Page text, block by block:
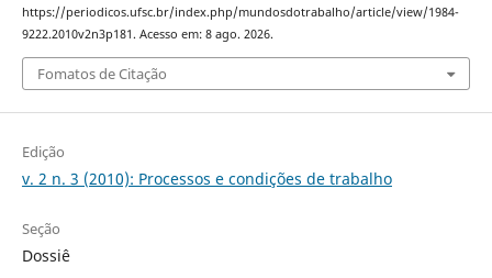
https://periodicos.ufsc.br/index.php/mundosdotrabalho/article/view/1984-
9222.2010v2n3p181. Acesso em: 8 ago. 2026.
Fomatos de Citação
Edição
v. 2 n. 3 (2010): Processos e condições de trabalho
Seção
Dossiê